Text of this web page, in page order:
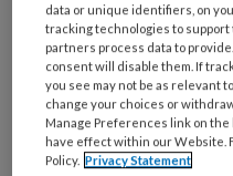
aanbod zien. Geen
meerdere
je informatie over
theorie en praktijk
accreditatiepunten
data or unique identifiers, on
tracking technologies to
partners process data to
consent will disable them. If
you see may not be as relevant
change your choices or
Manage Preferences link on the
have effect within our Website.
Policy. Privacy Statement